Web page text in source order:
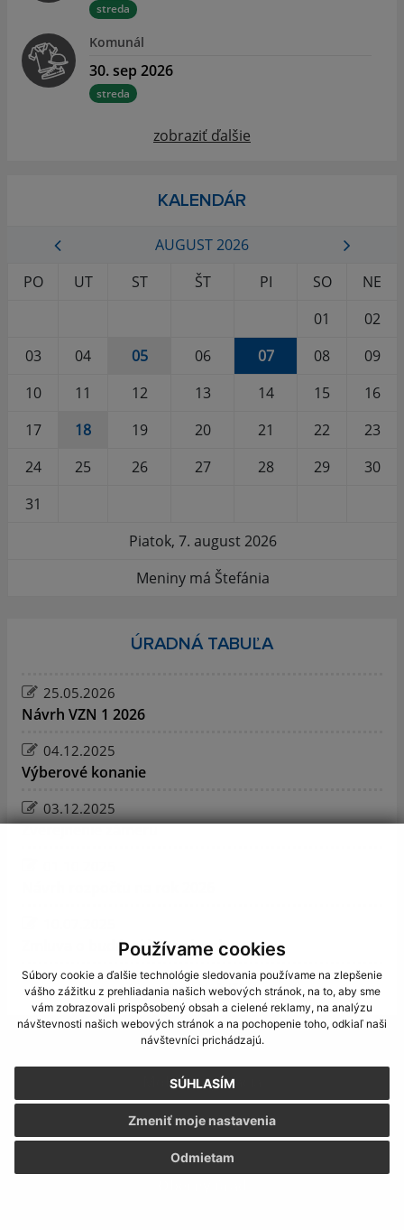
Používame cookies
Súbory cookie a ďalšie technológie sledovania používame na zlepšenie
vášho zážitku z prehliadania našich webových stránok, na to, aby sme
vám zobrazovali prispôsobený obsah a cielené reklamy, na analýzu
návštevnosti našich webových stránok a na pochopenie toho, odkiaľ naši
návštevníci prichádzajú.
SÚHLASÍM
Odmietam
Zmeniť moje nastavenia
streda
Komunál
30. sep 2026
streda
zobraziť ďalšie
KALENDÁR
AUGUST 2026
PO
UT ST ŠT PI SO
NE
01
02
03
04 05 06 07 08
09
10
11 12 13 14 15
16
17
18 19 20 21 22
23
24
25 26 27 28 29
30
31
Piatok, 7. august 2026
Meniny má Štefánia
ÚRADNÁ TABUĽA
25.05.2026
Návrh VZN 1 2026
04.12.2025
Výberové konanie
03.12.2025
Zverejnenie zámeru
Zmluva o budúcej kúpnej zmluve
zobraziť ďalšie
Mobilná aplikácia